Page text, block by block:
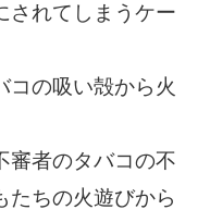
されてしまうケー
コの吸い殻から火
審者のタバコの不
たちの火遊びから